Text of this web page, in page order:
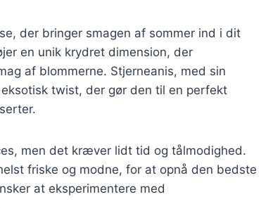
der bringer smagen af sommer ind i dit
en unik krydret dimension, der
af blommerne. Stjerneanis, med sin
twist, der gør den til en perfekt
men det kræver lidt tid og tålmodighed.
friske og modne, for at opnå den bedste
at eksperimentere med